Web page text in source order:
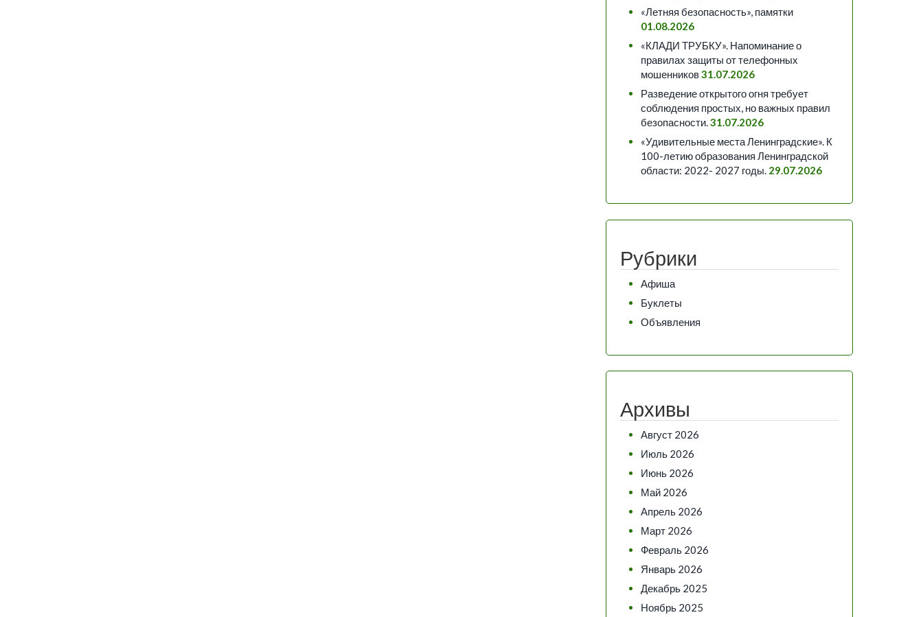
«Летняя безопасность», памятки
01.08.2026
«КЛАДИ ТРУБКУ». Напоминание о
правилах защиты от телефонных
мошенников31.07.2026
Разведение открытого огня требует
соблюдения простых, но важных правил
безопасности.31.07.2026
«Удивительные места Ленинградские». К
100-летию образования Ленинградской
области: 2022- 2027 годы. 29.07.2026
Рубрики
Афиша
Буклеты
Объявления
Архивы
Август 2026
Июль 2026
Июнь 2026
Май 2026
Апрель 2026
Март 2026
Февраль 2026
Январь 2026
Декабрь 2025
Ноябрь 2025